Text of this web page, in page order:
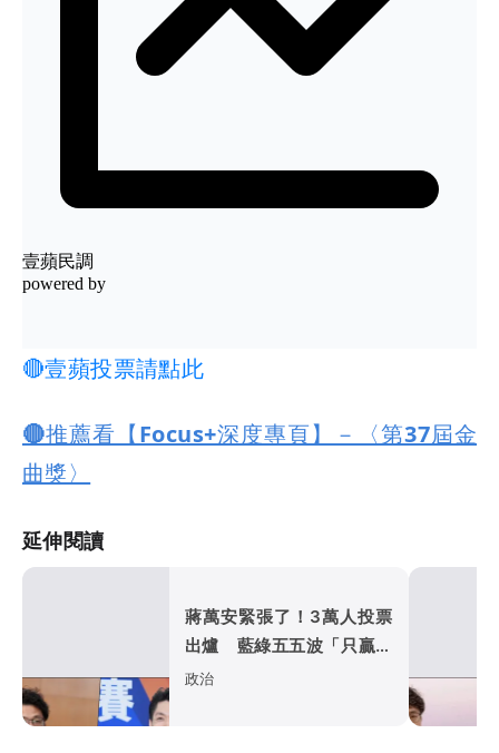
🔴壹蘋投票請點此
🔴推薦看【Focus+深度專頁】－〈第37屆金
曲獎〉
延伸閱讀
蔣萬安緊張了！3萬人投票
出爐 藍綠五五波「只贏沈
伯洋5個百分點」
政治